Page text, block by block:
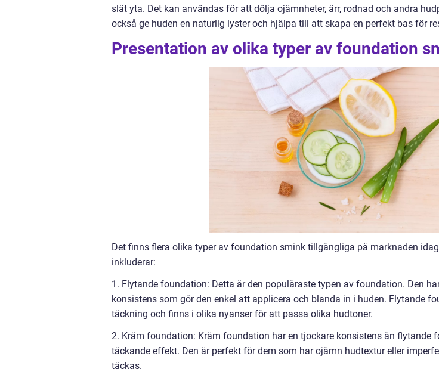
slät yta. Det kan användas för att dölja ojämnheter, ärr, rodnad och andra
också ge huden en naturlig lyster och hjälpa till att skapa en perfekt bas för
Presentation av olika typer av foundation
Det finns flera olika typer av foundation smink tillgängliga på marknaden
inkluderar:
1. Flytande foundation: Detta är den populäraste typen av foundation. Den
konsistens som gör den enkel att applicera och blanda in i huden. Flytande
täckning och finns i olika nyanser för att passa olika hudtoner.
2. Kräm foundation: Kräm foundation har en tjockare konsistens än flytande
täckande effekt. Den är perfekt för dem som har ojämn hudtextur eller
täckas.